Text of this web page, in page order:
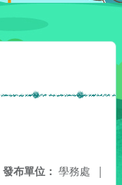
發布單位： 學務處 |